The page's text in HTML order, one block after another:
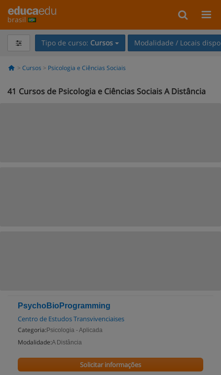
brasil
Tipo de curso: Cursos Modalidade / Locais
Cursos Psicologia e Ciências Sociais
41 Cursos de Psicologia e Ciências Sociais A Distância
PsychoBioProgramming
Centro de Estudos Transvivenciaises
Categoria: Psicologia - Aplicada
Modalidade:A Distância
Solicitar informações